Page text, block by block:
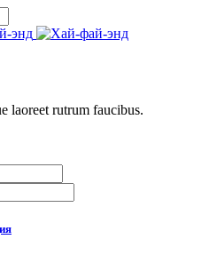
laoreet rutrum faucibus.